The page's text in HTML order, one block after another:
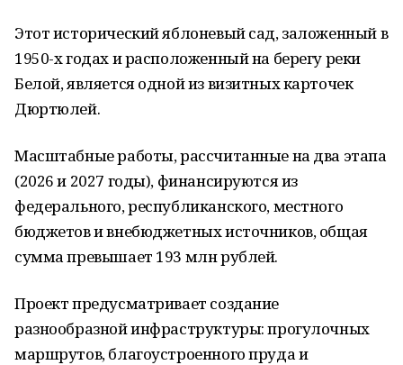
Этот исторический яблоневый сад, заложенный в
1950-х годах и расположенный на берегу реки
Белой, является одной из визитных карточек
Дюртюлей.
Масштабные работы, рассчитанные на два этапа
(2026 и 2027 годы), финансируются из
федерального, республиканского, местного
бюджетов и внебюджетных источников, общая
сумма превышает 193 млн рублей.
Проект предусматривает создание
разнообразной инфраструктуры: прогулочных
маршрутов, благоустроенного пруда и